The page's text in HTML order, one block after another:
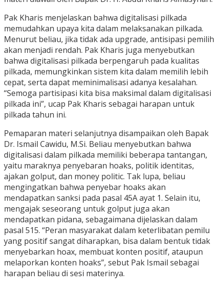
Pak Kharis menjelaskan bahwa digitalisasi pilkada
memudahkan upaya kita dalam melaksanakan pilkada.
Menurut beliau, jika tidak ada upgrade, antisipasi pemilih
akan menjadi rendah. Pak Kharis juga menyebutkan
bahwa digitalisasi pilkada berpengaruh pada kualitas
pilkada, memungkinkan sistem kita dalam memilih lebih
cepat, serta dapat meminimalisasi adanya kesalahan.
“Semoga partisipasi kita bisa maksimal dalam digitalisasi
pilkada ini”, ucap Pak Kharis sebagai harapan untuk
pilkada tahun ini.
Pemaparan materi selanjutnya disampaikan oleh Bapak
Dr. Ismail Cawidu, M.Si. Beliau menyebutkan bahwa
digitalisasi dalam pilkada memiliki beberapa tantangan,
yaitu maraknya penyebaran hoaks, politik identitas,
ajakan golput, dan money politic. Tak lupa, beliau
mengingatkan bahwa penyebar hoaks akan
mendapatkan sanksi pada pasal 45A ayat 1. Selain itu,
mengajak seseorang untuk golput juga akan
mendapatkan pidana, sebagaimana dijelaskan dalam
pasal 515. “Peran masyarakat dalam keterlibatan pemilu
yang positif sangat diharapkan, bisa dalam bentuk tidak
menyebarkan hoax, membuat konten positif, ataupun
melaporkan konten hoaks”, sebut Pak Ismail sebagai
harapan beliau di sesi materinya.